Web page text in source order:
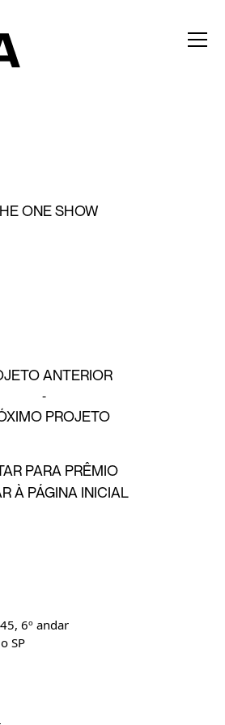
ONE SHOW
ANTERIOR
PROJETO
PARA PRÊMIO
À PÁGINA INICIAL
6º andar
SP